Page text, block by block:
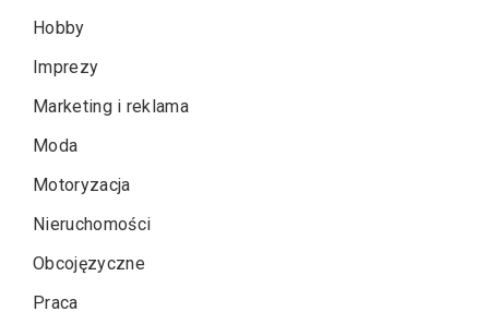
Hobby
Imprezy
Marketing i reklama
Moda
Motoryzacja
Nieruchomości
Obcojęzyczne
Praca